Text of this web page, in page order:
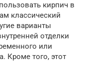
кирпич в
классический
варианты
отделки
или
Кроме того, этот